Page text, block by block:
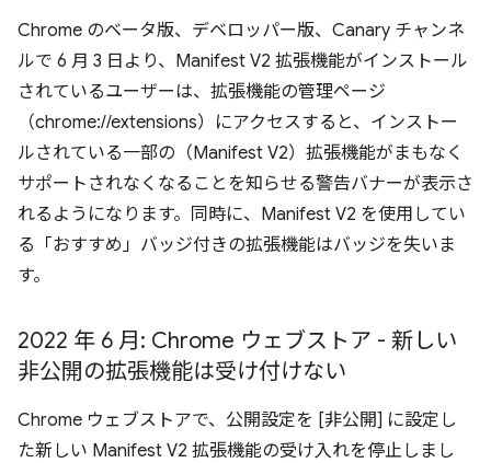
Chrome のベータ版、デベロッパー版、Canary チャンネ
ルで 6 月 3 日より、Manifest V2 拡張機能がインストール
されているユーザーは、拡張機能の管理ページ
（chrome://extensions）にアクセスすると、インストー
ルされている一部の（Manifest V2）拡張機能がまもなく
サポートされなくなることを知らせる警告バナーが表示さ
れるようになります。同時に、Manifest V2 を使用してい
る「おすすめ」バッジ付きの拡張機能はバッジを失いま
す。
2022 年 6 月: Chrome ウェブストア - 新しい
非公開の拡張機能は受け付けない
Chrome ウェブストアで、公開設定を [非公開] に設定し
た新しい Manifest V2 拡張機能の受け入れを停止しまし